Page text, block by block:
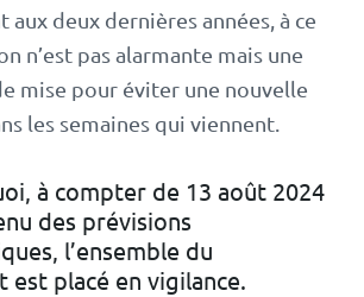
aux deux dernières années, à ce
n’est pas alarmante mais une
mise pour éviter une nouvelle
les semaines qui viennent.
à compter de 13 août 2024
des prévisions
l’ensemble du
est placé en vigilance.